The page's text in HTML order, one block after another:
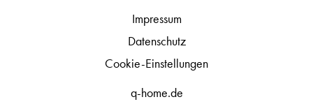
q-home.de
Impressum
Datenschutz
Cookie-Einstellungen